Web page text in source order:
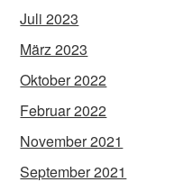
Juli 2023
März 2023
Oktober 2022
Februar 2022
November 2021
September 2021